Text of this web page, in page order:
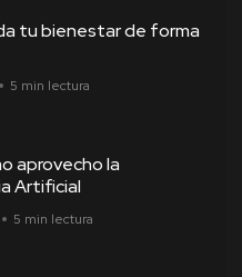
tu bienestar de forma
5 min lectura
aprovecho la
Artificial
5 min lectura